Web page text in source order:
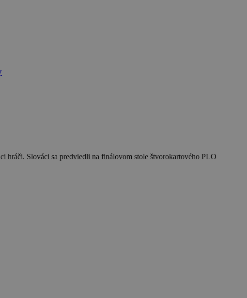
hráči. Slováci sa predviedli na finálovom stole štvorokartového PLO